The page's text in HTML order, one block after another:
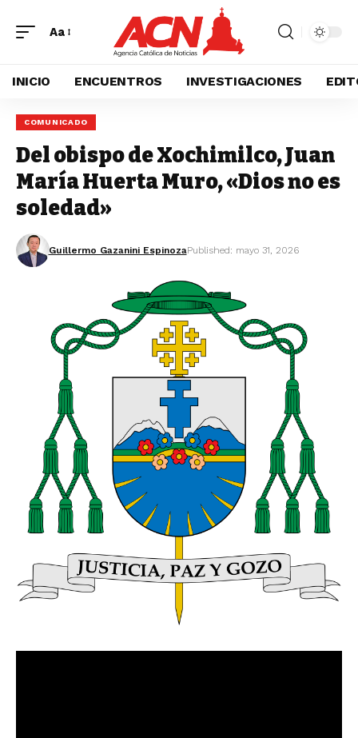
Aa
INICIO ENCUENTROS INVESTIGACIONES
COMUNICADO
Del obispo de Xochimilco, Juan
María Huerta Muro, «Dios no es
soledad»
Guillermo Gazanini EspinozaPublished: mayo 31, 2026